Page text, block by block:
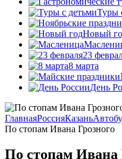
Туры
Новый
23
8 марта
День
ГлавнаяРоссияКазань
По стопам Ивана Грозного
По стопам Ивана